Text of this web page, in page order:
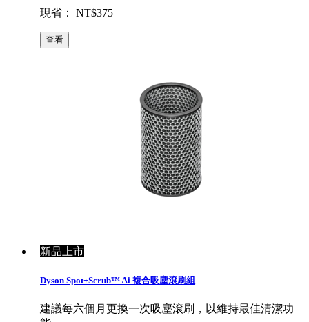
現省： NT$375
查看
新品上市
Dyson Spot+Scrub™ Ai 複合吸塵滾刷組
建議每六個月更換一次吸塵滾刷，以維持最佳清潔功